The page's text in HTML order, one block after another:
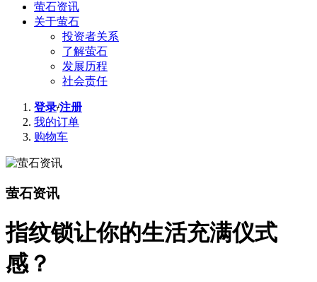
萤石资讯
关于萤石
投资者关系
了解萤石
发展历程
社会责任
登录/注册
我的订单
购物车
萤石资讯
指纹锁让你的生活充满仪式
感？